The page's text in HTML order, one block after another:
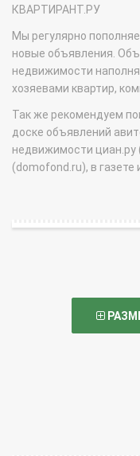
КВАРТИРАНТ.РУ
Мы регулярно
новые объявления.
недвижимости
хозяевами квартир,
Так же рекомендуем
доске объявлений
недвижимости циан.ру
(domofond.ru), в газете